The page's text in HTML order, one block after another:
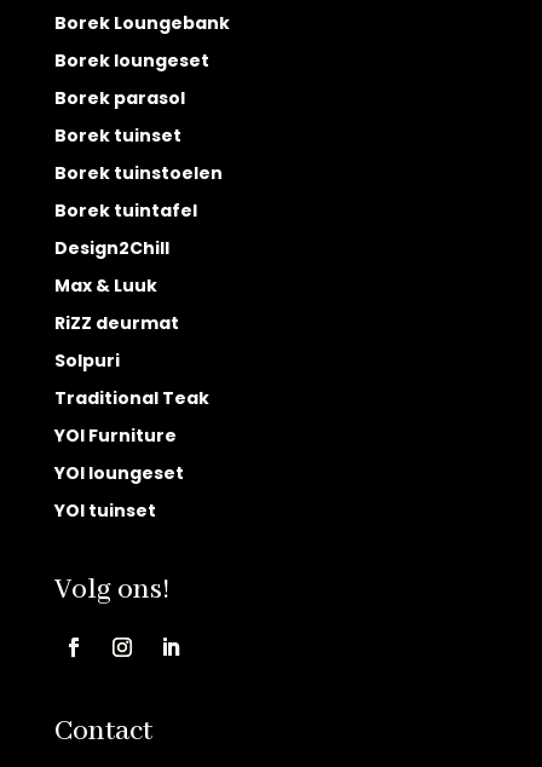
Borek Loungebank
Borek loungeset
Borek parasol
Borek tuinset
Borek tuinstoelen
Borek tuintafel
Design2Chill
Max & Luuk
RiZZ deurmat
Solpuri
Traditional Teak
YOI Furniture
YOI loungeset
YOI tuinset
Volg ons!
Contact